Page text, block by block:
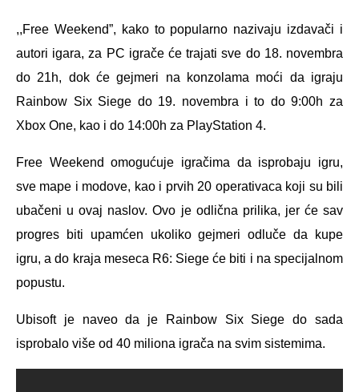
,,Free Weekend”, kako to popularno nazivaju izdavači i
autori igara, za PC igrače će trajati sve do 18. novembra
do 21h, dok će gejmeri na konzolama moći da igraju
Rainbow Six Siege do 19. novembra i to do 9:00h za
Xbox One, kao i do 14:00h za PlayStation 4.
Free Weekend omogućuje igračima da isprobaju igru,
sve mape i modove, kao i prvih 20 operativaca koji su bili
ubačeni u ovaj naslov. Ovo je odlična prilika, jer će sav
progres biti upamćen ukoliko gejmeri odluče da kupe
igru, a do kraja meseca R6: Siege će biti i na specijalnom
popustu.
Ubisoft je naveo da je Rainbow Six Siege do sada
isprobalo više od 40 miliona igrača na svim sistemima.